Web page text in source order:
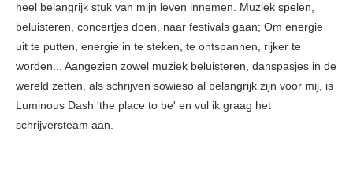
heel belangrijk stuk van mijn leven innemen. Muziek spelen,
beluisteren, concertjes doen, naar festivals gaan; Om energie
uit te putten, energie in te steken, te ontspannen, rijker te
worden... Aangezien zowel muziek beluisteren, danspasjes in de
wereld zetten, als schrijven sowieso al belangrijk zijn voor mij, is
Luminous Dash 'the place to be' en vul ik graag het
schrijversteam aan.